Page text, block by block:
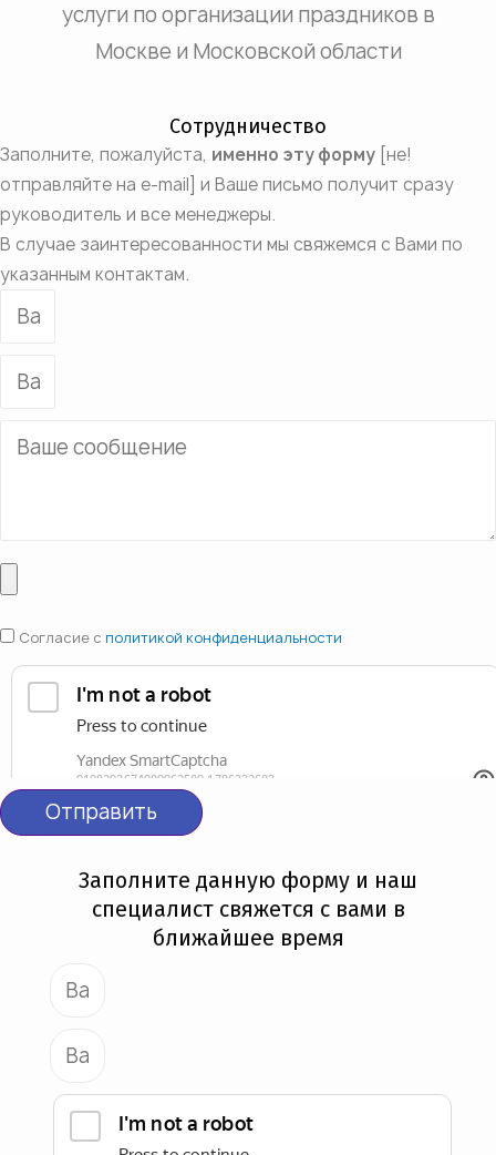
услуги по организации праздников в
Москве и Московской области
Сотрудничество
Заполните, пожалуйста, именно эту форму [не!
отправляйте на e-mail] и Ваше письмо получит сразу
руководитель и все менеджеры.
В случае заинтересованности мы свяжемся с Вами по
указанным контактам.
Согласие с политикой конфиденциальности
Отправить
Заполните данную форму и наш
специалист свяжется с вами в
ближайшее время